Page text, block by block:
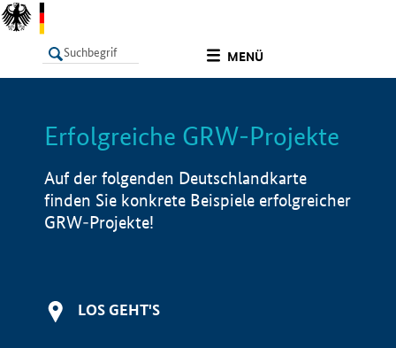
MENÜ
LISTE Info
Erfolgreiche GRW-Projekte
Auf der folgenden Deutschlandkarte
finden Sie konkrete Beispiele erfolgreicher
GRW-Projekte!
LOS GEHT'S